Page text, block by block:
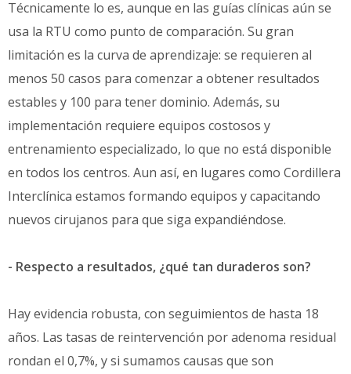
Técnicamente lo es, aunque en las guías clínicas aún se
usa la RTU como punto de comparación. Su gran
limitación es la curva de aprendizaje: se requieren al
menos 50 casos para comenzar a obtener resultados
estables y 100 para tener dominio. Además, su
implementación requiere equipos costosos y
entrenamiento especializado, lo que no está disponible
en todos los centros. Aun así, en lugares como Cordillera
Interclínica estamos formando equipos y capacitando
nuevos cirujanos para que siga expandiéndose.
- Respecto a resultados, ¿qué tan duraderos son?
Hay evidencia robusta, con seguimientos de hasta 18
años. Las tasas de reintervención por adenoma residual
rondan el 0,7%, y si sumamos causas que son